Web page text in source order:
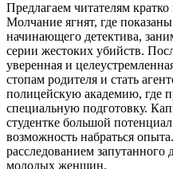
Предлагаем читателям
Молчание ягнят, где
начинающего детектива,
серии жестоких убийств.
уверенная и
стопам родителя и стать
полицейскую академию, где
специальную подготовку.
студентке большой
возможность набраться
расследованием запутанного
молодых женщин.